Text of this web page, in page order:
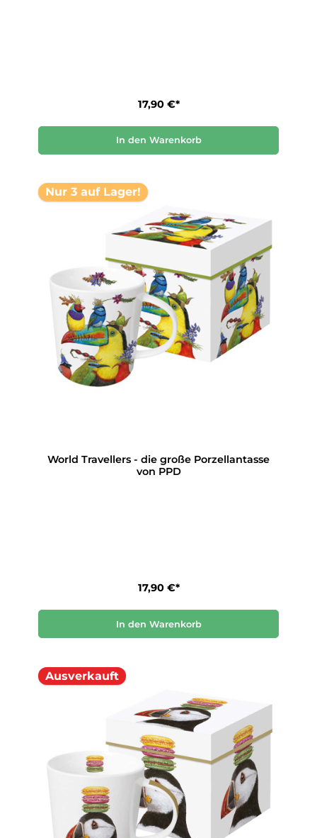
17,90 €*
In den Warenkorb
Nur 3 auf Lager!
World Travellers - die große Porzellantasse
von PPD
17,90 €*
In den Warenkorb
Ausverkauft